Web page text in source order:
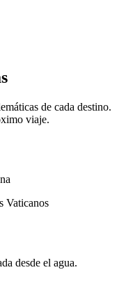
de cada destino.
viaje.
Vaticanos
desde el agua.